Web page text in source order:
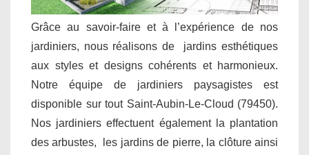
Grâce au savoir-faire et à l’expérience de nos
jardiniers, nous réalisons de jardins esthétiques
aux styles et designs cohérents et harmonieux.
Notre équipe de jardiniers paysagistes est
disponible sur tout Saint-Aubin-Le-Cloud (79450).
Nos jardiniers effectuent également la plantation
des arbustes, les jardins de pierre, la clôture ainsi